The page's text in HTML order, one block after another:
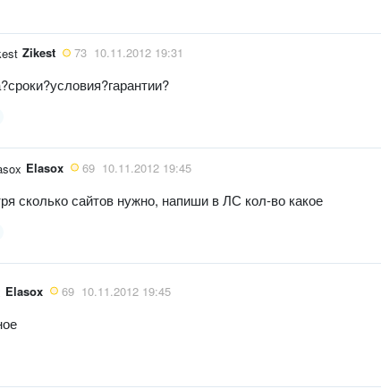
Zikest 73 10.11.2012 19:31
Elasox 69 10.11.2012 19:45
сколько сайтов нужно, напиши в ЛС кол-во какое
Elasox 69 10.11.2012 19:45